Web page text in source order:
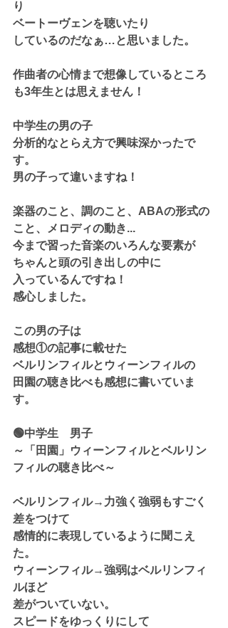
り
ベートーヴェンを聴いたり
しているのだなぁ…と思いました。
作曲者の心情まで想像しているところ
も3年生とは思えません！
中学生の男の子
分析的なとらえ方で興味深かったで
す。
男の子って違いますね！
楽器のこと、調のこと、ABAの形式の
こと、メロディの動き...
今まで習った音楽のいろんな要素が
ちゃんと頭の引き出しの中に
入っているんですね！
感心しました。
この男の子は
感想①の記事に載せた
ベルリンフィルとウィーンフィルの
田園の聴き比べも感想に書いていま
す。
🟢中学生　男子
～「田園」ウィーンフィルとベルリン
フィルの聴き比べ～
ベルリンフィル→力強く強弱もすごく
差をつけて
感情的に表現しているように聞こえ
た。
ウィーンフィル→強弱はベルリンフィ
ルほど
差がついていない。
スピードをゆっくりにして